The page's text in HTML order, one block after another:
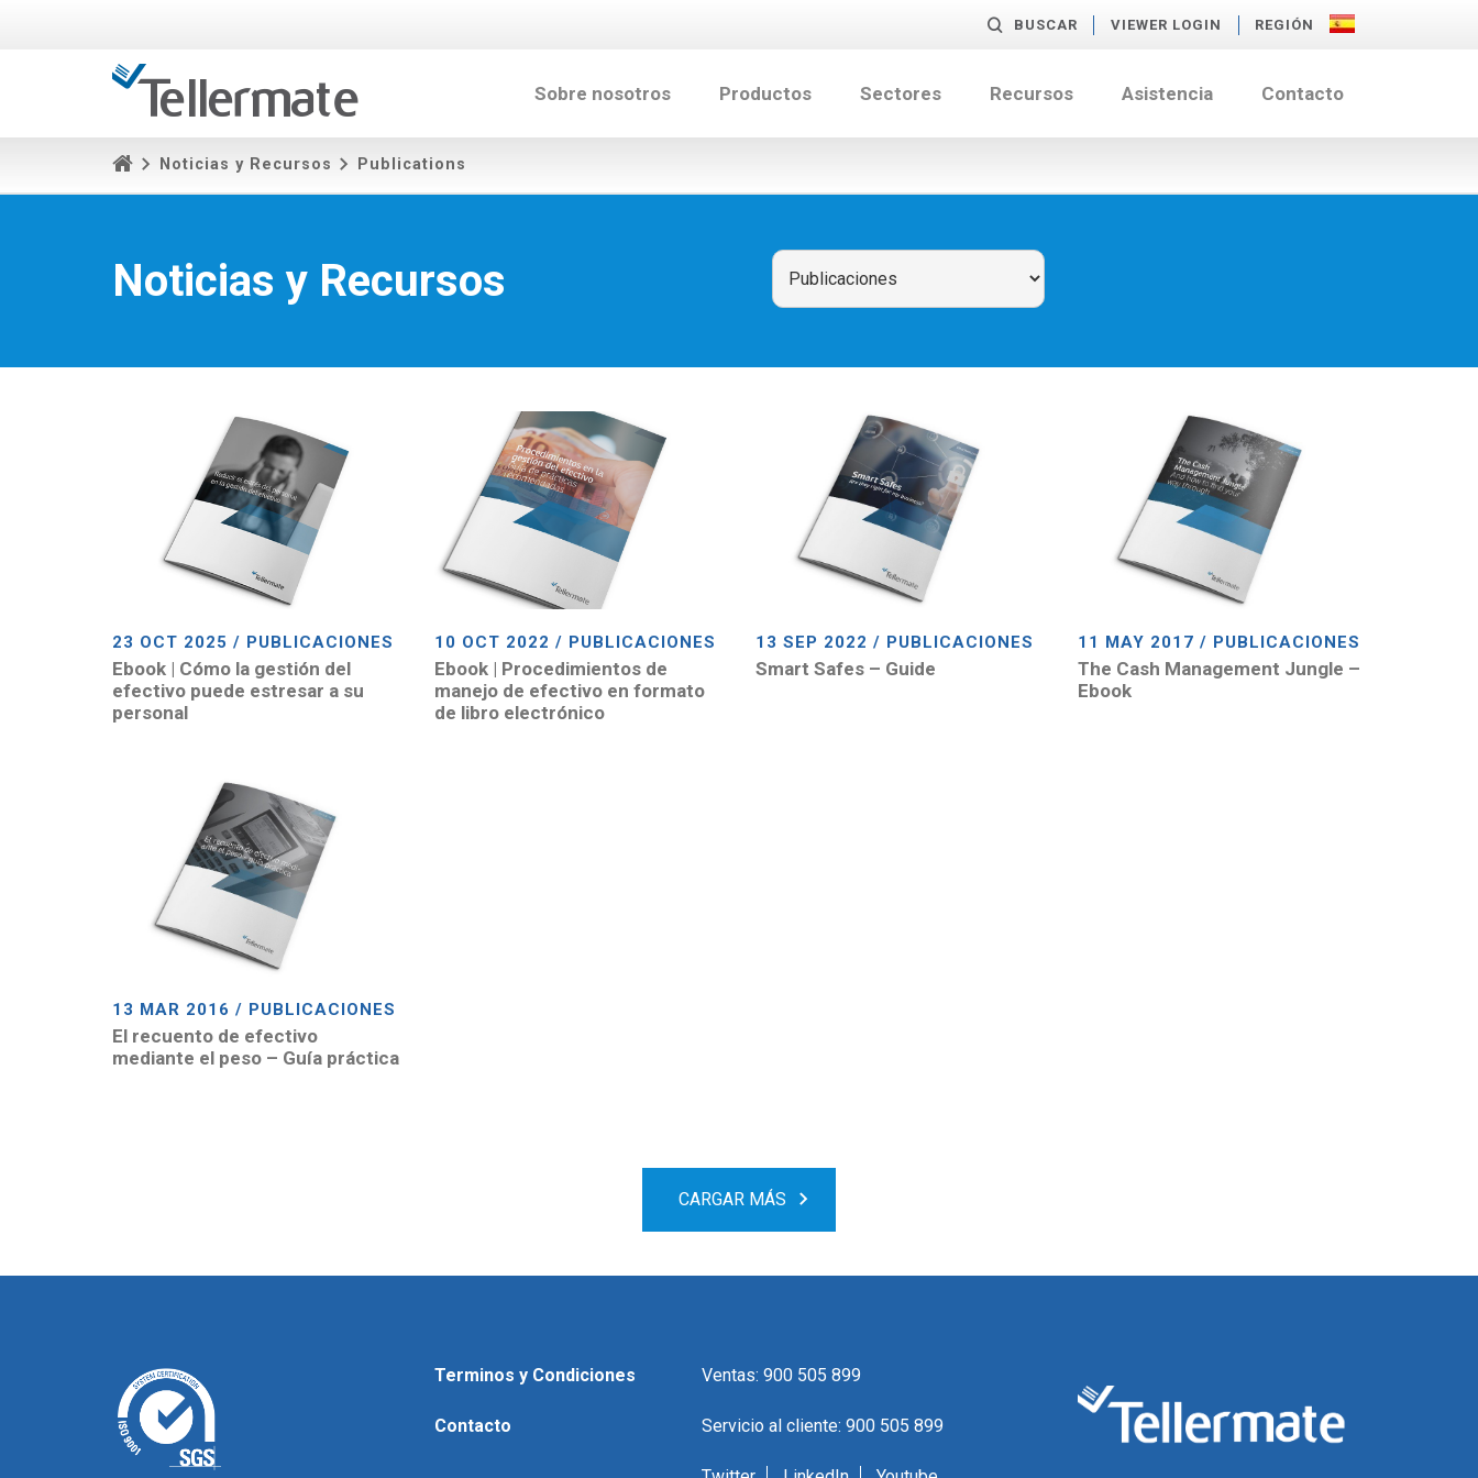
BUSCAR VIEWER LOGIN REGIÓN
Sobre nosotros Productos Sectores Recursos Asistencia Contacto
Noticias y Recursos Publications
Noticias y Recursos
23 OCT 2025 / PUBLICACIONES
Ebook | Cómo la gestión del
efectivo puede estresar a su
personal
10 OCT 2022 / PUBLICACIONES
Ebook | Procedimientos de
manejo de efectivo en formato
de libro electrónico
13 SEP 2022 / PUBLICACIONES
Smart Safes – Guide
11 MAY 2017 / PUBLICACIONES
The Cash Management Jungle –
Ebook
13 MAR 2016 / PUBLICACIONES
El recuento de efectivo
mediante el peso – Guía práctica
CARGAR MÁS
Terminos y Condiciones
Contacto
Ventas: 900 505 899
Servicio al cliente: 900 505 899